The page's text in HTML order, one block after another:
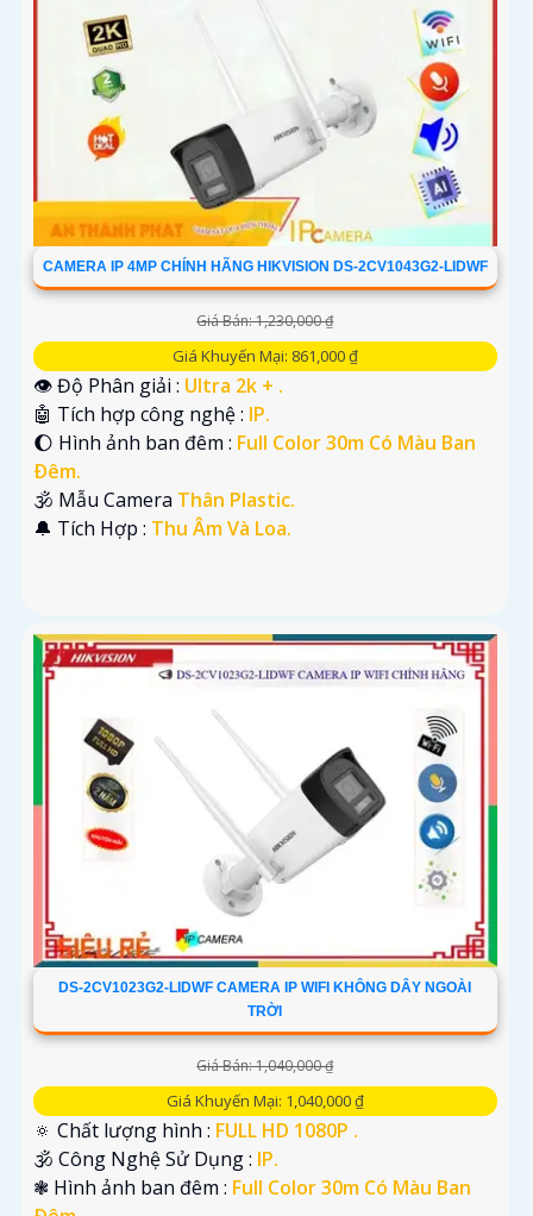
CAMERA IP 4MP CHÍNH HÃNG HIKVISION DS-2CV1043G2-LIDWF
Giá Bán: 1,230,000 ₫
Giá Khuyến Mại: 861,000 ₫
👁 Độ Phân giải : Ultra 2k + .
🤖️ Tích hợp công nghệ : IP.
🌔 Hình ảnh ban đêm : Full Color 30m Có Màu Ban
Ðêm.
🕉️ Mẫu Camera Thân Plastic.
️🔔 Tích Hợp : Thu Âm Và Loa.
DS-2CV1023G2-LIDWF CAMERA IP WIFI KHÔNG DÂY NGOÀI
TRỜI
Giá Bán: 1,040,000 ₫
Giá Khuyến Mại: 1,040,000 ₫
🔅 Chất lượng hình : FULL HD 1080P .
🕉️ Công Nghệ Sử Dụng : IP.
❃ Hình ảnh ban đêm : Full Color 30m Có Màu Ban